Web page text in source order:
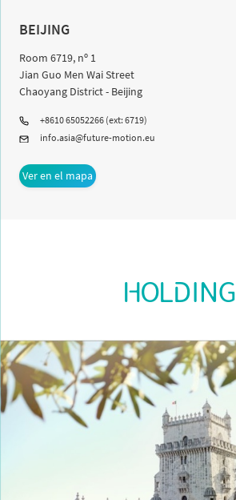
BEIJING
Room 6719, nº 1
Jian Guo Men Wai Street
Chaoyang District - Beijing
+8610 65052266 (ext: 6719)
info.asia@future-motion.eu
Ver en el mapa
HOLDING